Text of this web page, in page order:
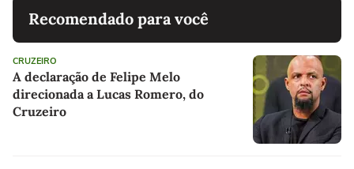
Recomendado para você
CRUZEIRO
A declaração de Felipe Melo
direcionada a Lucas Romero, do
Cruzeiro